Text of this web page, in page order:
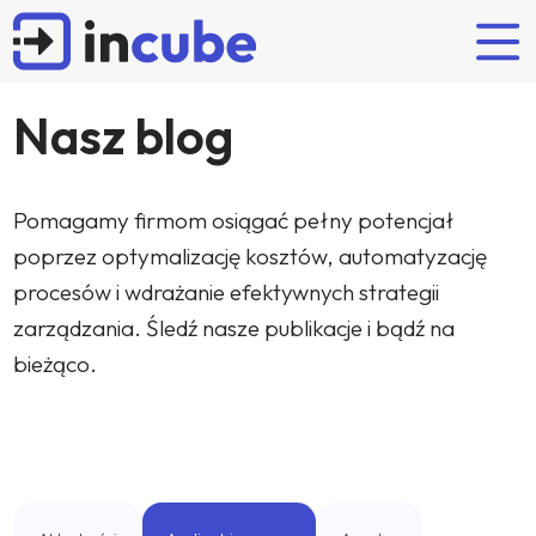
POPULARNE WYSZUKIWANIA
FP&A Budżetowanie
Planowanie i budżetowanie
IBM Planning Analytics
OneStream
Anaplan
Konsolidacja finansowa
Artykuły
Wydarzenia
Incube
Partnerzy
Kariera
Wdrożenie
Certyfikowane szkolenia IBM
Nearshoring
Nasz blog
Pomagamy firmom osiągać pełny potencjał
poprzez optymalizację kosztów, automatyzację
procesów i wdrażanie efektywnych strategii
zarządzania. Śledź nasze publikacje i bądź na
bieżąco.